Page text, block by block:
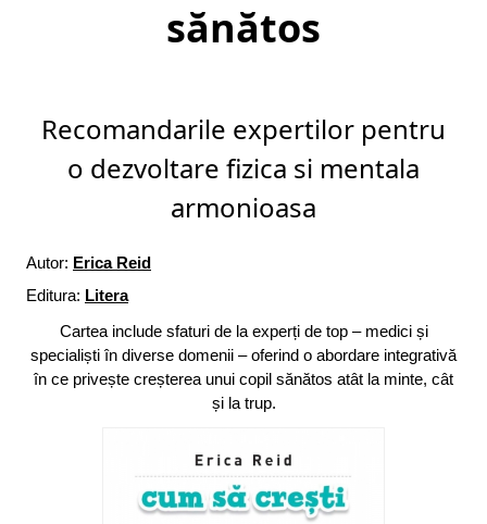
sănătos
Recomandarile expertilor pentru
o dezvoltare fizica si mentala
armonioasa
Autor: Erica Reid
Editura: Litera
Cartea include sfaturi de la experți de top – medici și
specialiști în diverse domenii – oferind o abordare integrativă
în ce privește creșterea unui copil sănătos atât la minte, cât
și la trup.